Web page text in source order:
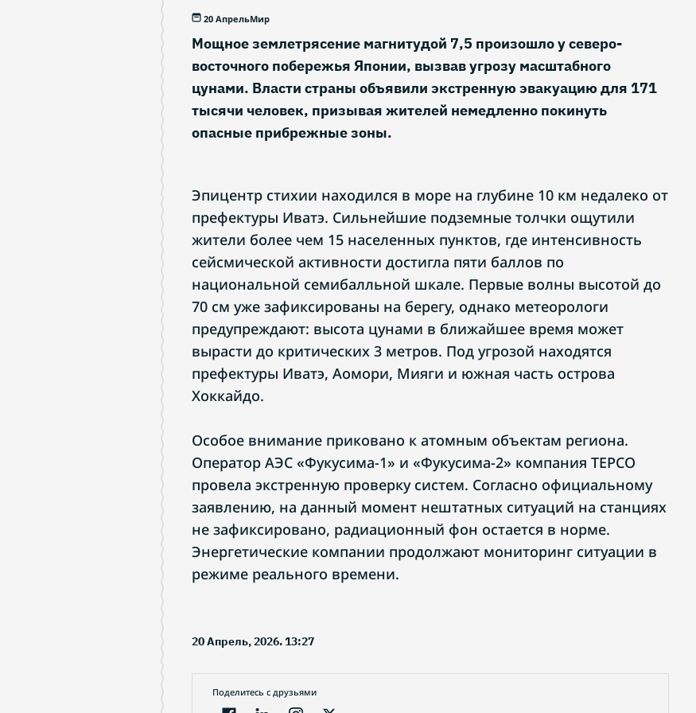
20 АпрельМир
Мощное землетрясение магнитудой 7,5 произошло у северо-
восточного побережья Японии, вызвав угрозу масштабного
цунами. Власти страны объявили экстренную эвакуацию для 171
тысячи человек, призывая жителей немедленно покинуть
опасные прибрежные зоны.
Эпицентр стихии находился в море на глубине 10 км недалеко от
префектуры Иватэ. Сильнейшие подземные толчки ощутили
жители более чем 15 населенных пунктов, где интенсивность
сейсмической активности достигла пяти баллов по
национальной семибалльной шкале. Первые волны высотой до
70 см уже зафиксированы на берегу, однако метеорологи
предупреждают: высота цунами в ближайшее время может
вырасти до критических 3 метров. Под угрозой находятся
префектуры Иватэ, Аомори, Мияги и южная часть острова
Хоккайдо.
Особое внимание приковано к атомным объектам региона.
Оператор АЭС «Фукусима-1» и «Фукусима-2» компания TEPCO
провела экстренную проверку систем. Согласно официальному
заявлению, на данный момент нештатных ситуаций на станциях
не зафиксировано, радиационный фон остается в норме.
Энергетические компании продолжают мониторинг ситуации в
режиме реального времени.
20 Апрель, 2026. 13:27
Поделитесь с друзьями